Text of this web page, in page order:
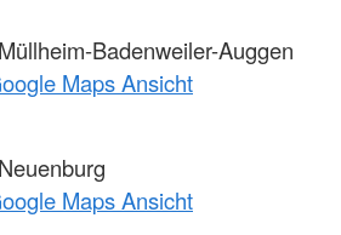
Badenweiler-Auggen
Maps Ansicht
Maps Ansicht